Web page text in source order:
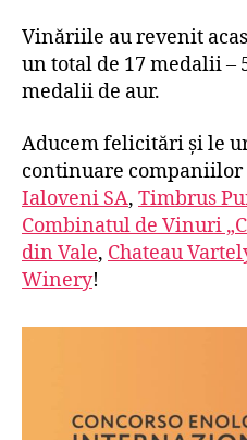
Vinăriile au revenit
un total de 17 medalii –
medalii de aur.
Aducem felicitări și le
continuare companiilor
Ialoveni SA, Timbrus
Combinatul de Vinuri
din Vale, Chateau
Winery!